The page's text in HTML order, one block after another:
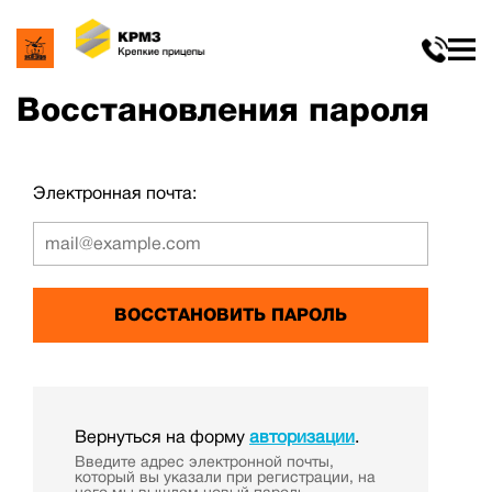
Восстановления пароля
Электронная почта:
Вернуться на форму авторизации.
Введите адрес электронной почты,
который вы указали при регистрации, на